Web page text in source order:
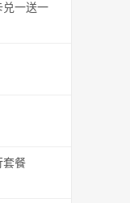
兑一送一
套餐